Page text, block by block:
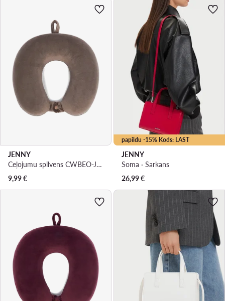
JENNY
Ceļojumu spilvens CWBEO-JNY-001-AW26 Tumši bēša
9,99€
papildu -15% Kods: LAST
JENNY
Soma · Sarkans
26,99€